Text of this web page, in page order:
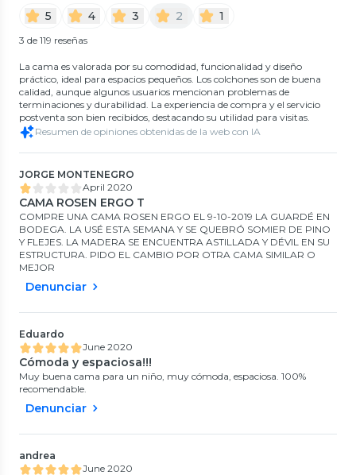
5 4 3 2 1
3 de 119 reseñas
La cama es valorada por su comodidad, funcionalidad y diseño
práctico, ideal para espacios pequeños. Los colchones son de buena
calidad, aunque algunos usuarios mencionan problemas de
terminaciones y durabilidad. La experiencia de compra y el servicio
postventa son bien recibidos, destacando su utilidad para visitas.
Resumen de opiniones obtenidas de la web con IA
JORGE MONTENEGRO
April 2020
CAMA ROSEN ERGO T
COMPRE UNA CAMA ROSEN ERGO EL 9-10-2019 LA GUARDÉ EN
BODEGA. LA USÉ ESTA SEMANA Y SE QUEBRÓ SOMIER DE PINO
Y FLEJES. LA MADERA SE ENCUENTRA ASTILLADA Y DÉVIL EN SU
ESTRUCTURA. PIDO EL CAMBIO POR OTRA CAMA SIMILAR O
MEJOR
Denunciar
Eduardo
June 2020
Cómoda y espaciosa!!!
Muy buena cama para un niño, muy cómoda, espaciosa. 100%
recomendable.
Denunciar
andrea
June 2020